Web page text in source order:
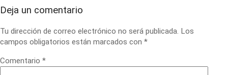
Deja un comentario
Tu dirección de correo electrónico no será publicada. Los
campos obligatorios están marcados con *
Comentario *